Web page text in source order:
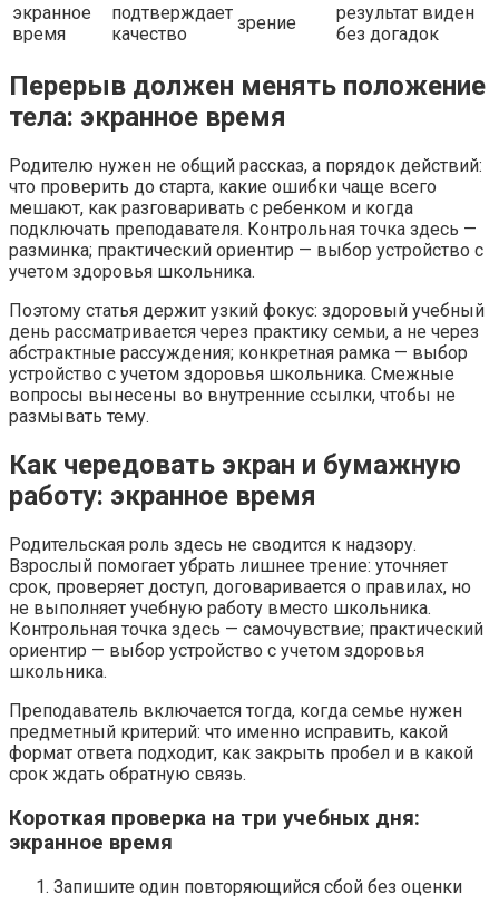
экранное
время
подтверждает
качество
зрение
результат виден
без догадок
Перерыв должен менять положение
тела: экранное время
Родителю нужен не общий рассказ, а порядок действий:
что проверить до старта, какие ошибки чаще всего
мешают, как разговаривать с ребенком и когда
подключать преподавателя. Контрольная точка здесь —
разминка; практический ориентир — выбор устройство с
учетом здоровья школьника.
Поэтому статья держит узкий фокус: здоровый учебный
день рассматривается через практику семьи, а не через
абстрактные рассуждения; конкретная рамка — выбор
устройство с учетом здоровья школьника. Смежные
вопросы вынесены во внутренние ссылки, чтобы не
размывать тему.
Как чередовать экран и бумажную
работу: экранное время
Родительская роль здесь не сводится к надзору.
Взрослый помогает убрать лишнее трение: уточняет
срок, проверяет доступ, договаривается о правилах, но
не выполняет учебную работу вместо школьника.
Контрольная точка здесь — самочувствие; практический
ориентир — выбор устройство с учетом здоровья
школьника.
Преподаватель включается тогда, когда семье нужен
предметный критерий: что именно исправить, какой
формат ответа подходит, как закрыть пробел и в какой
срок ждать обратную связь.
Короткая проверка на три учебных дня:
экранное время
Запишите один повторяющийся сбой без оценки